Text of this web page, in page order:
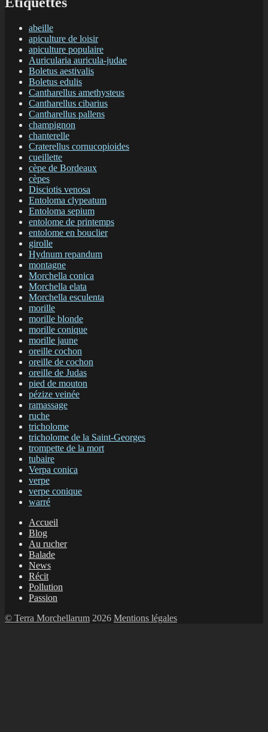
abeille
apiculture de loisir
apiculture populaire
Auricularia auricula-judae
Boletus aestivalis
Boletus edulis
Cantharellus amethysteus
Cantharellus cibarius
Cantharellus pallens
champignon
chanterelle
Craterellus cornucopioides
cueillette
cèpe de Bordeaux
cèpes
Disciotis venosa
Entoloma clypeatum
Entoloma sepium
entolome de printemps
entolome en bouclier
girolle
Hydnum repandum
montagne
Morchella conica
Morchella elata
Morchella esculenta
morille
morille blonde
morille conique
morille jaune
oreille cochon
oreille de cochon
oreille de Judas
pied de mouton
pézize veinée
ramassage
ruche
tricholome
tricholome de la Saint-Georges
trompette de la mort
tubaire
Verpa conica
verpe
verpe conique
warré
Accueil
Blog
Au rucher
Balade
News
Récit
Pollution
Passion
© Terra Morchellarum 2026 Mentions légales